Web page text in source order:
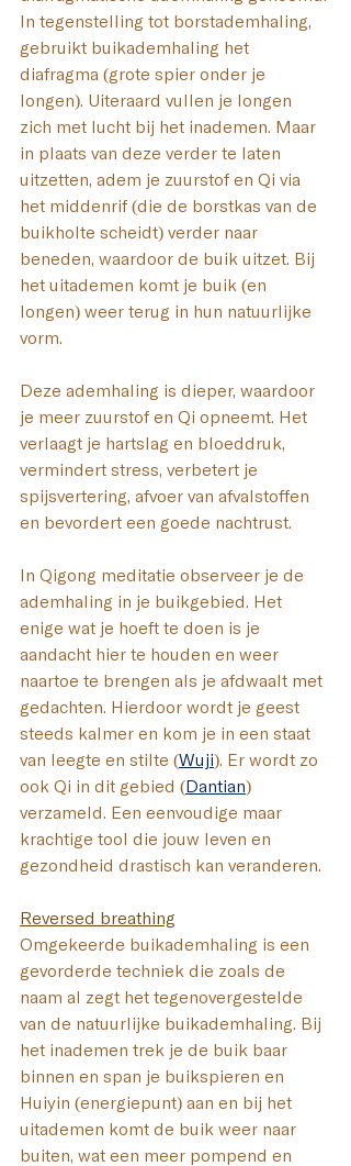
In tegenstelling tot borstademhaling,
gebruikt buikademhaling het
diafragma (grote spier onder je
longen). Uiteraard vullen je longen
zich met lucht bij het inademen. Maar
in plaats van deze verder te laten
uitzetten, adem je zuurstof en Qi via
het middenrif (die de borstkas van de
buikholte scheidt) verder naar
beneden, waardoor de buik uitzet. Bij
het uitademen komt je buik (en
longen) weer terug in hun natuurlijke
vorm.
Deze ademhaling is dieper, waardoor
je meer zuurstof en Qi opneemt. Het
verlaagt je hartslag en bloeddruk,
vermindert stress, verbetert je
spijsvertering, afvoer van afvalstoffen
en bevordert een goede nachtrust.
In Qigong meditatie observeer je de
ademhaling in je buikgebied. Het
enige wat je hoeft te doen is je
aandacht hier te houden en weer
naartoe te brengen als je afdwaalt met
gedachten. Hierdoor wordt je geest
steeds kalmer en kom je in een staat
van leegte en stilte (Wuji). Er wordt zo
ook Qi in dit gebied (Dantian)
verzameld. Een eenvoudige maar
krachtige tool die jouw leven en
gezondheid drastisch kan veranderen.
Reversed breathing
Omgekeerde buikademhaling is een
gevorderde techniek die zoals de
naam al zegt het tegenovergestelde
van de natuurlijke buikademhaling. Bij
het inademen trek je de buik baar
binnen en span je buikspieren en
Huiyin (energiepunt) aan en bij het
uitademen komt de buik weer naar
buiten, wat een meer pompend en